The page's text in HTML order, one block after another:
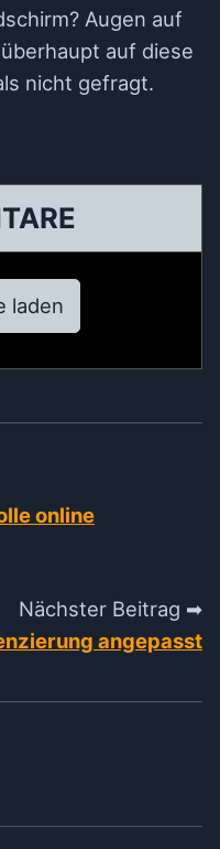
Augen auf
auf diese
nicht gefragt.
laden
online
Nächster Beitrag ➡
angepasst